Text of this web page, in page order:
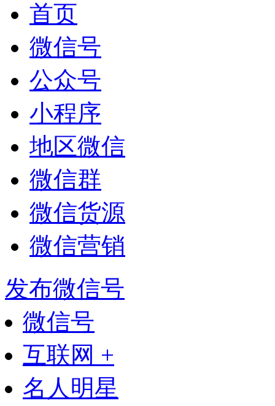
首页
微信号
公众号
小程序
地区微信
微信群
微信货源
微信营销
发布微信号
微信号
互联网 +
名人明星